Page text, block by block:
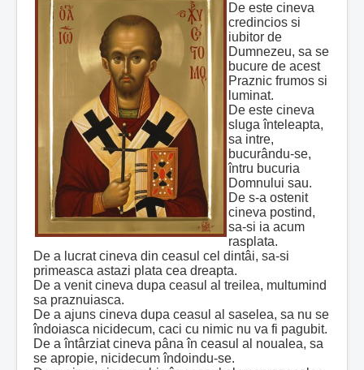
De este cineva
credincios si
iubitor de
Dumnezeu, sa se
bucure de acest
Praznic frumos si
luminat.
De este cineva
sluga înteleapta,
sa intre,
bucurându-se,
întru bucuria
Domnului sau.
De s-a ostenit
cineva postind,
sa-si ia acum
rasplata.
De a lucrat cineva din ceasul cel dintâi, sa-si
primeasca astazi plata cea dreapta.
De a venit cineva dupa ceasul al treilea, multumind
sa praznuiasca.
De a ajuns cineva dupa ceasul al saselea, sa nu se
îndoiasca nicidecum, caci cu nimic nu va fi pagubit.
De a întârziat cineva pâna în ceasul al noualea, sa
se apropie, nicidecum îndoindu-se.